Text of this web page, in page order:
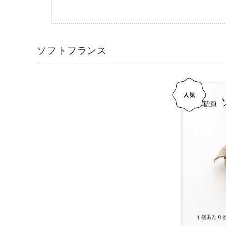
ソフトフランス